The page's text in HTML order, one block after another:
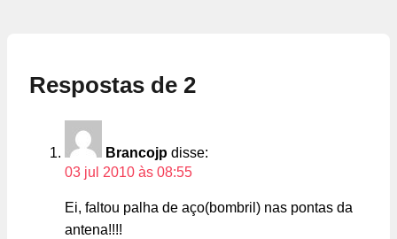
Respostas de 2
Brancojp disse:
03 jul 2010 às 08:55
Ei, faltou palha de aço(bombril) nas pontas da
antena!!!!